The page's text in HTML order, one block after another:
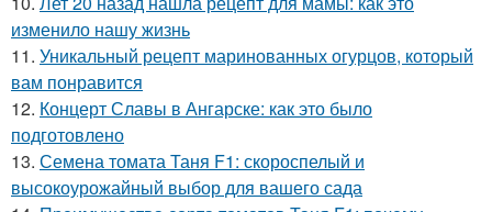
изменило нашу жизнь
11. Уникальный рецепт маринованных огурцов, который
вам понравится
12. Концерт Славы в Ангарске: как это было
подготовлено
13. Семена томата Таня F1: скороспелый и
высокоурожайный выбор для вашего сада